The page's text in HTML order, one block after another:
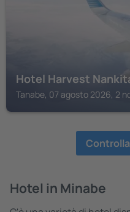
Hotel Harvest
Tanabe, 07 agosto 2026, 2
Hotel in Minabe